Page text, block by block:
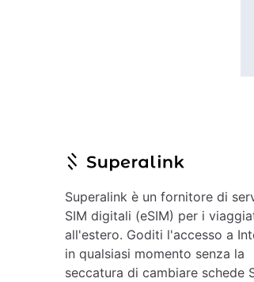
Superalink è un fornitore di
SIM digitali (eSIM) per i
all'estero. Goditi l'accesso a
in qualsiasi momento senza la
seccatura di cambiare schede